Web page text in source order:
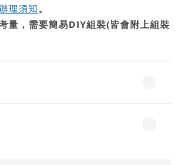
理須知。
量，需要簡易DIY組裝(皆會附上組裝